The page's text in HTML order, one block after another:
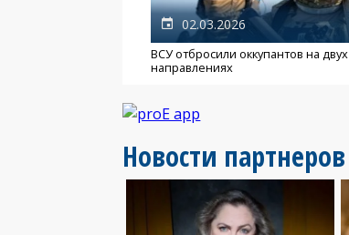
02.03.2026
ВСУ отбросили оккупантов на двух
направлениях
Новости партнеров